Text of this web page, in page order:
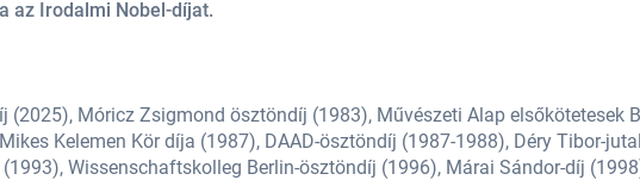
az Irodalmi Nobel-díjat.
(2025), Móricz Zsigmond ösztöndíj (1983), Művészeti Alap elsőkötetesek
Kelemen Kör díja (1987), DAAD-ösztöndíj (1987-1988), Déry Tibor-
Wissenschaftskolleg Berlin-ösztöndíj (1996), Márai Sándor-díj